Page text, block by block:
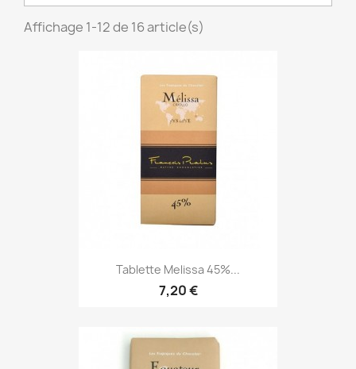
Affichage 1-12 de 16 article(s)
Tablette Melissa 45%...
7,20 €